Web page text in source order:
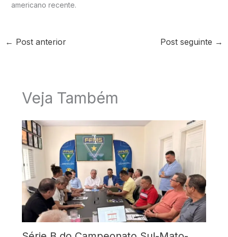
americano recente.
← Post anterior Post seguinte →
Veja Também